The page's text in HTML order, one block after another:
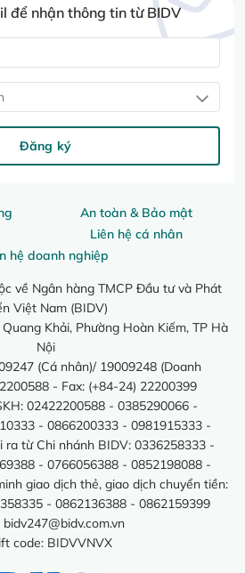
An toàn & Bảo mật
Liên hệ cá nhân
hệ doanh nghiệp
về Ngân hàng TMCP Đầu tư và Phát
Việt Nam (BIDV)
Khải, Phường Hoàn Kiếm, TP Hà
Nội
(Cá nhân)/ 19009248 (Doanh
- Fax: (+84-24) 22200399
02422200588 - 0385290066 -
- 0866200333 - 0981915333 -
ra từ Chi nhánh BIDV: 0336258333 -
- 0766056388 - 0852198088 -
giao dịch thẻ, giao dịch chuyển tiền:
- 0862136388 - 0862159399
bidv247@bidv.com.vn
code: BIDVVNVX
để nhận thông tin từ BIDV
Đăng ký